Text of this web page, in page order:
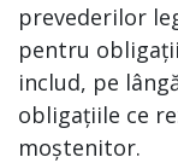
prevederilor
pentru
includ, pe
obligațiile ce
moștenitor.